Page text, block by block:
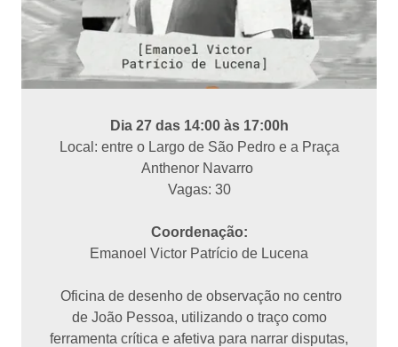
Dia 27 das 14:00 às 17:00h
Local: entre o Largo de São Pedro e a Praça
Anthenor Navarro
Vagas: 30
Coordenação:
Emanoel Victor Patrício de Lucena
Oficina de desenho de observação no centro
de João Pessoa, utilizando o traço como
ferramenta crítica e afetiva para narrar disputas,